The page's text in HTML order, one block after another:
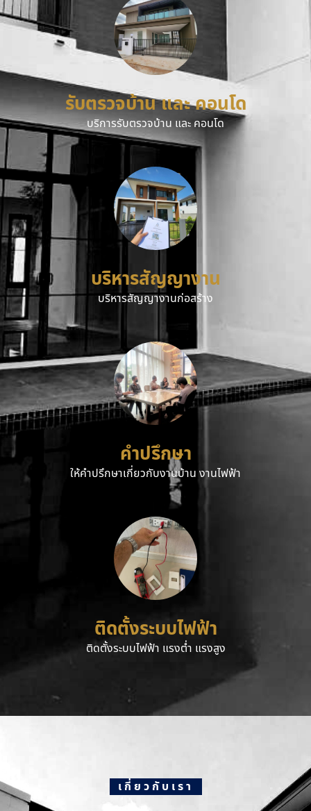
รับตรวจบ้าน และ คอนโด
บริการรับตรวจบ้าน และ คอนโด
บริหารสัญญางาน
บริหารสัญญางานก่อสร้าง
คำปรึกษา
ให้คำปรึกษาเกี่ยวกับงานบ้าน งานไฟฟ้า
ติดตั้งระบบไฟฟ้า
ติดตั้งระบบไฟฟ้า แรงต่ำ แรงสูง
เกี่ยวกับเรา